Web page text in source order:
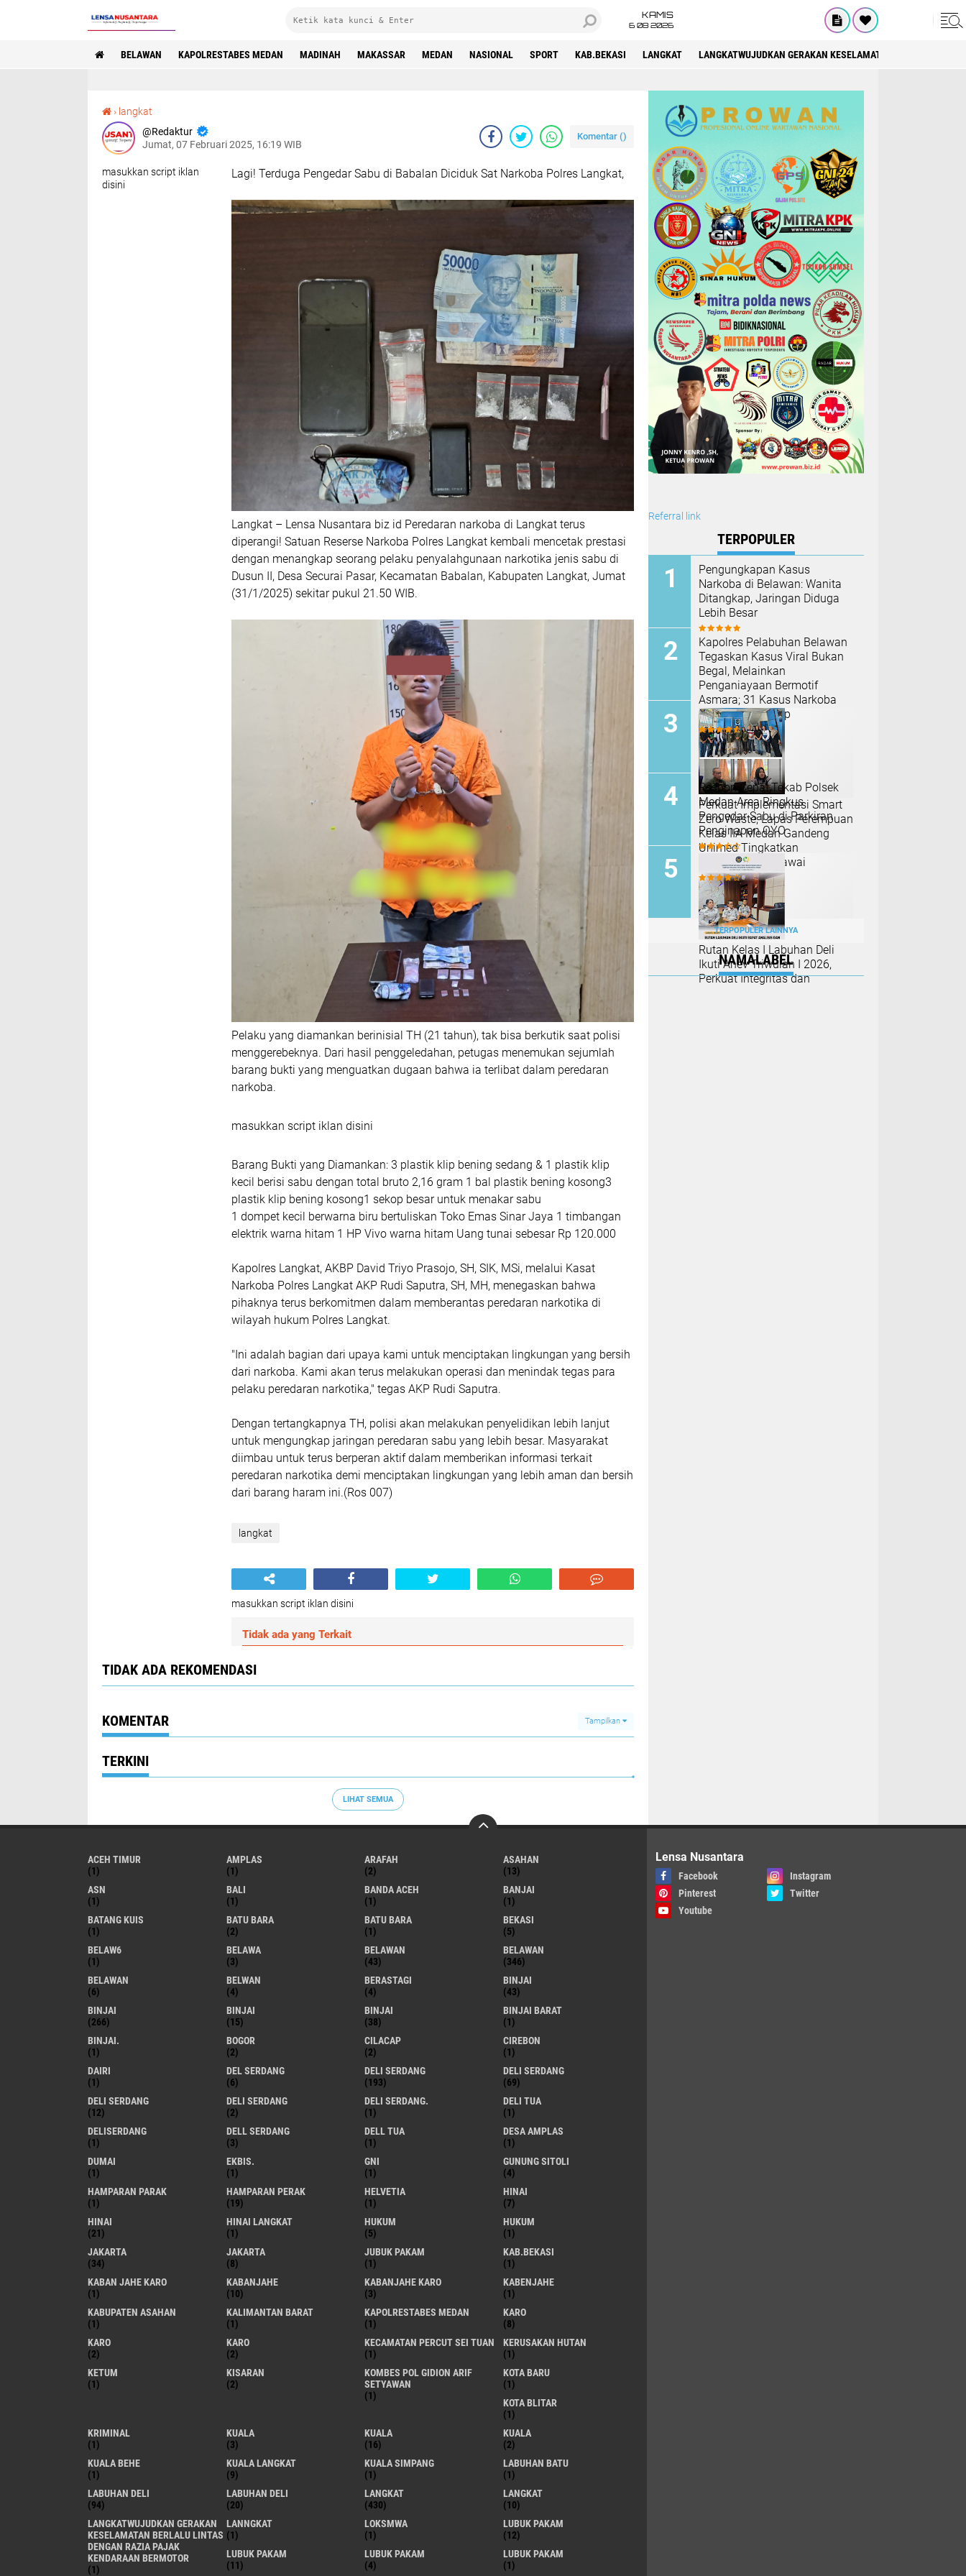
KAMIS
6 08 2026
BELAWAN KAPOLRESTABES MEDAN MADINAH MAKASSAR MEDAN NASIONAL SPORT KAB.BEKASI LANGKAT LANGKATWUJUDKAN GERAKAN KESELAMATAN BERLALU
› langkat
Redaktur
Jumat, 07 Februari 2025, 16:19 WIB
Komentar ()
masukkan script iklan
disini
Lagi! Terduga Pengedar Sabu di Babalan Diciduk Sat Narkoba Polres Langkat,
Langkat – Lensa Nusantara biz id Peredaran narkoba di Langkat terus
diperangi! Satuan Reserse Narkoba Polres Langkat kembali mencetak prestasi
dengan menangkap seorang pelaku penyalahgunaan narkotika jenis sabu di
Dusun II, Desa Securai Pasar, Kecamatan Babalan, Kabupaten Langkat, Jumat
(31/1/2025) sekitar pukul 21.50 WIB.
Pelaku yang diamankan berinisial TH (21 tahun), tak bisa berkutik saat polisi
menggerebeknya. Dari hasil penggeledahan, petugas menemukan sejumlah
barang bukti yang menguatkan dugaan bahwa ia terlibat dalam peredaran
narkoba.
masukkan script iklan disini
Barang Bukti yang Diamankan: 3 plastik klip bening sedang & 1 plastik klip
kecil berisi sabu dengan total bruto 2,16 gram 1 bal plastik bening kosong3
plastik klip bening kosong1 sekop besar untuk menakar sabu
1 dompet kecil berwarna biru bertuliskan Toko Emas Sinar Jaya 1 timbangan
elektrik warna hitam 1 HP Vivo warna hitam Uang tunai sebesar Rp 120.000
Kapolres Langkat, AKBP David Triyo Prasojo, SH, SIK, MSi, melalui Kasat
Narkoba Polres Langkat AKP Rudi Saputra, SH, MH, menegaskan bahwa
pihaknya terus berkomitmen dalam memberantas peredaran narkotika di
wilayah hukum Polres Langkat.
"Ini adalah bagian dari upaya kami untuk menciptakan lingkungan yang bersih
dari narkoba. Kami akan terus melakukan operasi dan menindak tegas para
pelaku peredaran narkotika," tegas AKP Rudi Saputra.
Dengan tertangkapnya TH, polisi akan melakukan penyelidikan lebih lanjut
untuk mengungkap jaringan peredaran sabu yang lebih besar. Masyarakat
diimbau untuk terus berperan aktif dalam memberikan informasi terkait
peredaran narkotika demi menciptakan lingkungan yang lebih aman dan bersih
dari barang haram ini.(Ros 007)
langkat
masukkan script iklan disini
Tidak ada yang Terkait
TIDAK ADA REKOMENDASI
KOMENTAR Tampilkan
TERKINI
LIHAT SEMUA
Referral link
TERPOPULER
Pengungkapan Kasus
Narkoba di Belawan: Wanita
Ditangkap, Jaringan Diduga
Lebih Besar
Kapolres Pelabuhan Belawan
Tegaskan Kasus Viral Bukan
Begal, Melainkan
Penganiayaan Bermotif
Asmara; 31 Kasus Narkoba
Berhasil Diungkap
Perkuat Implementasi Smart
Zero Waste, Lapas Perempuan
Kelas IIA Medan Gandeng
Unimed Tingkatkan
Kompetensi Pegawai
Respon Cepat,Tekab Polsek
Medan Area Ringkus
Pengedar Sabu di Parkiran
Penginapan OYO
Rutan Kelas I Labuhan Deli
Ikuti Anev Triwulan I 2026,
Perkuat Integritas dan
TERPOPULER LAINNYA
NAMALABEL
ACEH TIMUR
(1)
AMPLAS
(1)
ARAFAH
(2)
ASAHAN
(13)
ASN
(1)
BALI
(1)
BANDA ACEH
(1)
BANJAI
(1)
BATANG KUIS
(1)
BATU BARA
(2)
BATU BARA
(1)
BEKASI
(5)
BELAW6
(1)
BELAWA
(3)
BELAWAN
(43)
BELAWAN
(346)
BELAWAN
(6)
BELWAN
(4)
BERASTAGI
(4)
BINJAI
(43)
BINJAI
(266)
BINJAI
(15)
BINJAI
(38)
BINJAI BARAT
(1)
BINJAI.
(1)
BOGOR
(2)
CILACAP
(2)
CIREBON
(1)
DAIRI
(1)
DEL SERDANG
(6)
DELI SERDANG
(193)
DELI SERDANG
(69)
DELI SERDANG
(12)
DELI SERDANG
(2)
DELI SERDANG.
(1)
DELI TUA
(1)
DELISERDANG
(1)
DELL SERDANG
(3)
DELL TUA
(1)
DESA AMPLAS
(1)
DUMAI
(1)
EKBIS.
(1)
GNI
(1)
GUNUNG SITOLI
(4)
HAMPARAN PARAK
(1)
HAMPARAN PERAK
(19)
HELVETIA
(1)
HINAI
(7)
HINAI
(21)
HINAI LANGKAT
(1)
HUKUM
(5)
HUKUM
(1)
JAKARTA
(34)
JAKARTA
(8)
JUBUK PAKAM
(1)
KAB.BEKASI
(1)
KABAN JAHE KARO
(1)
KABANJAHE
(10)
KABANJAHE KARO
(3)
KABENJAHE
(1)
KABUPATEN ASAHAN
(1)
KALIMANTAN BARAT
(1)
KAPOLRESTABES MEDAN
(1)
KARO
(8)
KARO
(2)
KARO
(2)
KECAMATAN PERCUT SEI TUAN
(1)
KERUSAKAN HUTAN
(1)
KETUM
(1)
KISARAN
(2)
KOMBES POL GIDION ARIF
SETYAWAN
(1)
KOTA BARU
(1)
KOTA BLITAR
(1)
KRIMINAL
(1)
KUALA
(3)
KUALA
(16)
KUALA
(2)
KUALA BEHE
(1)
KUALA LANGKAT
(9)
KUALA SIMPANG
(1)
LABUHAN BATU
(1)
LABUHAN DELI
(94)
LABUHAN DELI
(20)
LANGKAT
(430)
LANGKAT
(10)
LANGKATWUJUDKAN GERAKAN
KESELAMATAN BERLALU LINTAS
DENGAN RAZIA PAJAK
KENDARAAN BERMOTOR
(1)
LANNGKAT
(1)
LOKSMWA
(1)
LUBUK PAKAM
(12)
LUBUK PAKAM
(11)
LUBUK PAKAM
(4)
LUBUK PAKAM
(1)
Lensa Nusantara
Facebook
Instagram
Pinterest
Twitter
Youtube